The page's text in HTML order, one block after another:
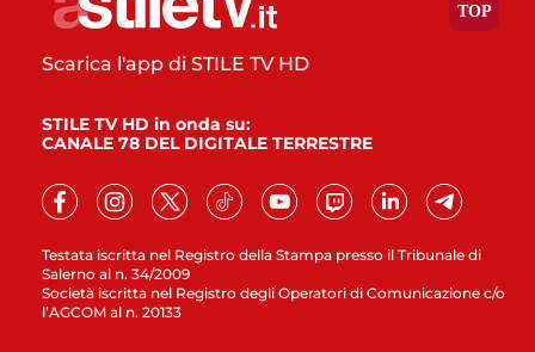
Testata iscritta nel Registro della Stampa presso il Tribunale di
Salerno al n. 34/2009
Società iscritta nel Registro degli Operatori di Comunicazione c/o
l’AGCOM al n. 20133
Scarica l'app di STILE TV HD
STILE TV HD in onda su:
CANALE 78 DEL DIGITALE TERRESTRE